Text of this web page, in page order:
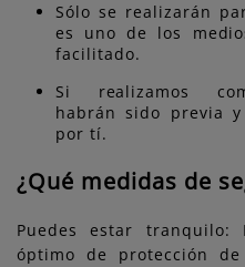
Sólo se realizarán
es uno de los
facilitado.
Si realizamos
habrán sido previa y
por tí.
¿Qué medidas de
Puedes estar tranquilo:
óptimo de protección